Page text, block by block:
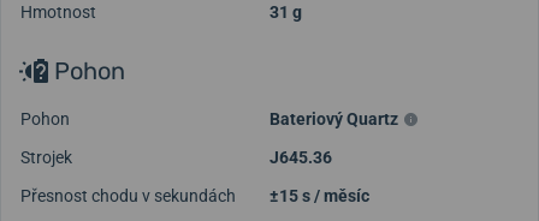
Hmotnost
31 g
Pohon
Pohon
Bateriový Quartz
Strojek
J645.36
Přesnost chodu v sekundách
±15 s / měsíc